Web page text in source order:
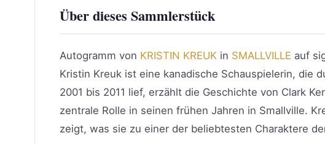
Über dieses Sammlerstück
Autogramm von KRISTIN KREUK in SMALLVILLE auf
Kristin Kreuk ist eine kanadische Schauspielerin, die
2001 bis 2011 lief, erzählt die Geschichte von Clark
zentrale Rolle in seinen frühen Jahren in Smallville.
zeigt, was sie zu einer der beliebtesten Charaktere